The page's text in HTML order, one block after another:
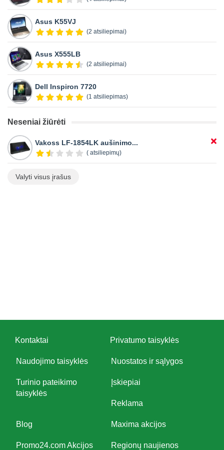
Asus K55VJ
(2 atsiliepimai)
Asus X555LB
(2 atsiliepimai)
Dell Inspiron 7720
(1 atsiliepimas)
Neseniai žiūrėti
Vakoss LF-1854LK aušinimo...
( atsiliepimų)
Valyti visus įrašus
Kontaktai Privatumo taisyklės
Naudojimo taisyklės Nuostatos ir sąlygos
Turinio pateikimo
taisyklės
Įskiepiai
Reklama
Blog Maxima akcijos
Promo24.com Akcijos Regionų naujienos